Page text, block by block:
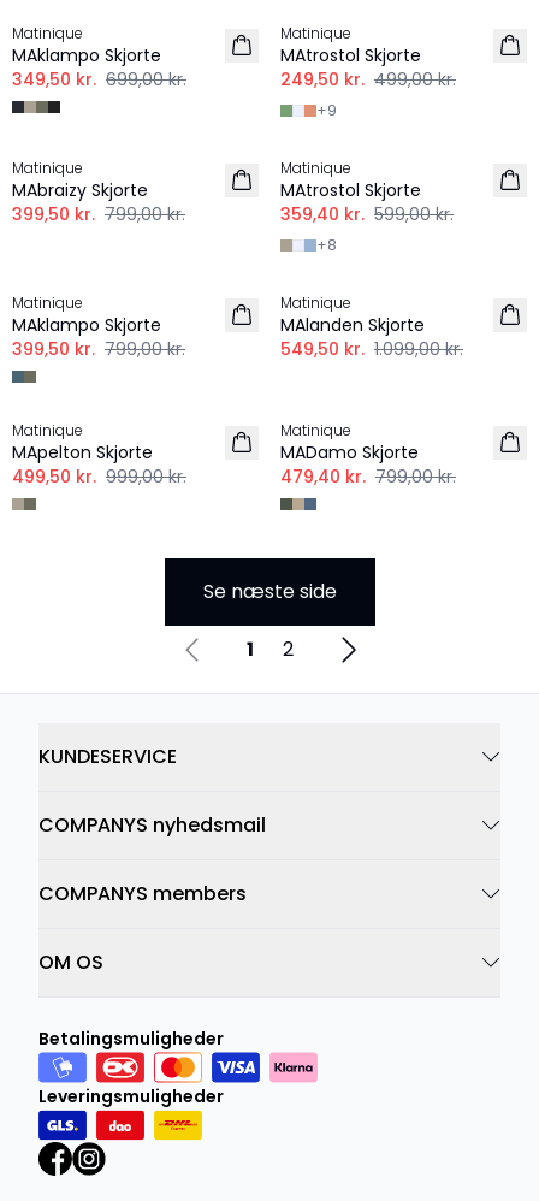
Matinique
MAklampo Skjorte
349,50 kr. 699,00 kr.
HØR
Matinique
MAtrostol Skjorte
249,50 kr. 499,00 kr.
+9
Matinique
MAbraizy Skjorte
399,50 kr. 799,00 kr.
-40%
Matinique
MAtrostol Skjorte
359,40 kr. 599,00 kr.
+8
Matinique
MAklampo Skjorte
399,50 kr. 799,00 kr.
-50%
Matinique
MAlanden Skjorte
549,50 kr. 1.099,00 kr.
HØR
-50%
Matinique
MApelton Skjorte
499,50 kr. 999,00 kr.
Matinique
MADamo Skjorte
479,40 kr. 799,00 kr.
Se næste side
1 2
KUNDESERVICE
COMPANYS nyhedsmail
COMPANYS members
OM OS
Betalingsmuligheder
Leveringsmuligheder